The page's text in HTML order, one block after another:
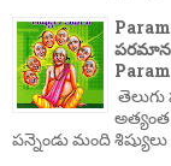
పన్నెండు మంది